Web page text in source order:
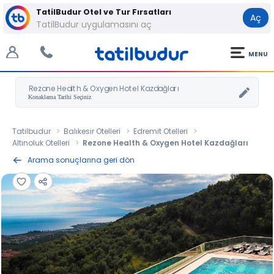
TatilBudur Otel ve Tur Fırsatları
TatilBudur uygulamasını aç
Aç
MENU
Rezone Health & Oxygen Hotel Kazdağları
Tatilbudur Balıkesir Otelleri
Edremit Otelleri
Altınoluk Otelleri
Rezone Health & Oxygen Hotel Kazdağları
Arama sonuçlarına geri dön